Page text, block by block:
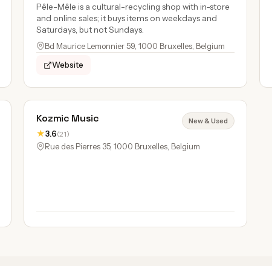
Pêle-Mêle is a cultural-recycling shop with in-store
and online sales; it buys items on weekdays and
Saturdays, but not Sundays.
Bd Maurice Lemonnier 59, 1000 Bruxelles, Belgium
Website
Kozmic Music
★3.6(21)
New & Used
Rue des Pierres 35, 1000 Bruxelles, Belgium